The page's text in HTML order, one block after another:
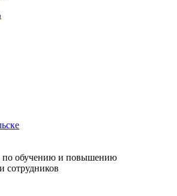
по обучению и повышению
сотрудников